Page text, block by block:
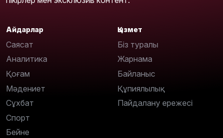
Айдарлар
Саясат
Аналитика
Қоғам
Мәдениет
Сұхбат
Спорт
Бейне
Қызмет
Біз туралы
Жарнама
Байланыс
Құпиялылық
Пайдалану ережесі